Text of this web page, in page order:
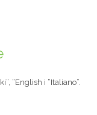
“English і “Italiano”.